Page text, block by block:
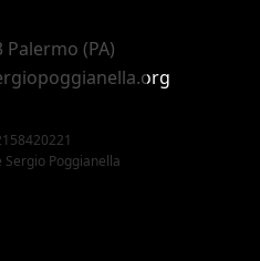
(PA)
Poggianella